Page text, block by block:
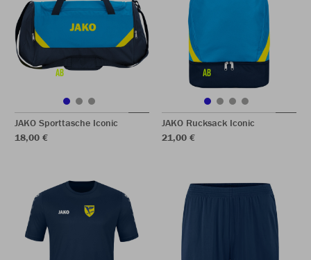
JAKO Sporttasche Iconic
18,00 €
JAKO Rucksack Iconic
21,00 €